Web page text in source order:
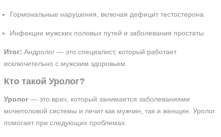
Гормональные нарушения, включая дефицит тестостерона
Инфекции мужских половых путей и заболевания простаты
Итог: Андролог — это специалист, который работает
исключительно с мужским здоровьем.
Кто такой Уролог?
Уролог — это врач, который занимается заболеваниями
мочеполовой системы и лечит как мужчин, так и женщин. Уролог
помогает при следующих проблемах: